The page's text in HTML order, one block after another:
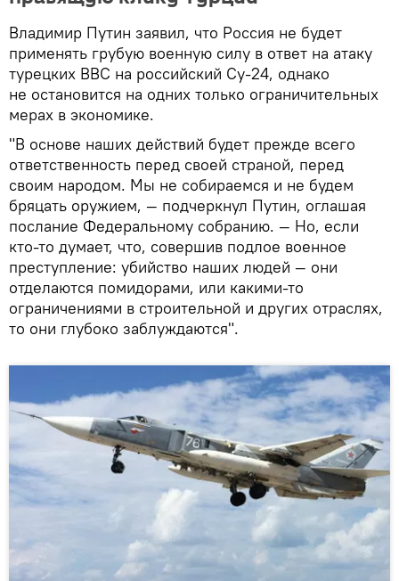
Владимир Путин заявил, что Россия не будет
применять грубую военную силу в ответ на атаку
турецких ВВС на российский Су-24, однако
не остановится на одних только ограничительных
мерах в экономике.
"В основе наших действий будет прежде всего
ответственность перед своей страной, перед
своим народом. Мы не собираемся и не будем
бряцать оружием, — подчеркнул Путин, оглашая
послание Федеральному собранию. — Но, если
кто-то думает, что, совершив подлое военное
преступление: убийство наших людей — они
отделаются помидорами, или какими-то
ограничениями в строительной и других отраслях,
то они глубоко заблуждаются".